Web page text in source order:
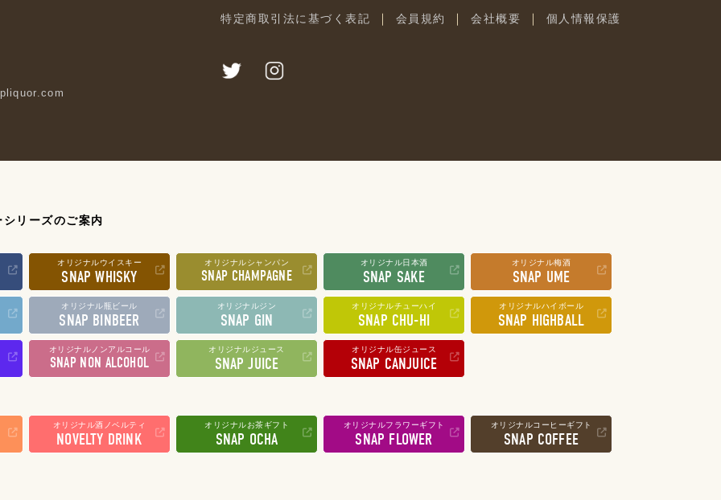
特定商取引法に基づく表記 ｜ 会員規約 ｜ 会社概要 ｜ 個人情報保護
リーズのご案内
オリジナルウイスキー
SNAP WHISKY
オリジナルシャンパン
SNAP CHAMPAGNE
オリジナル日本酒
SNAP SAKE
オリジナル梅酒
SNAP UME
オリジナル瓶ビール
SNAP BINBEER
オリジナルジン
SNAP GIN
オリジナルチューハイ
SNAP CHU-HI
オリジナルハイボール
SNAP HIGHBALL
オリジナルノンアルコール
SNAP NON ALCOHOL
オリジナルジュース
SNAP JUICE
オリジナル缶ジュース
SNAP CANJUICE
オリジナル酒ノベルティ
NOVELTY DRINK
オリジナルお茶ギフト
SNAP OCHA
オリジナルフラワーギフト
SNAP FLOWER
オリジナルコーヒーギフト
SNAP COFFEE